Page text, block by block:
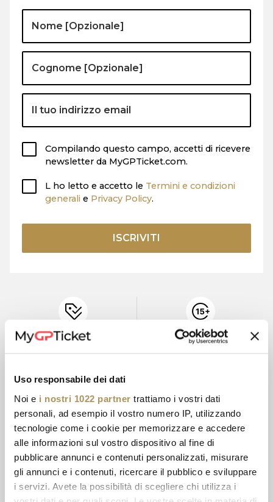
Uso responsabile dei dati
Noi e i nostri 1022 partner trattiamo i vostri dati
personali, ad esempio il vostro numero IP, utilizzando
tecnologie come i cookie per memorizzare e accedere
alle informazioni sul vostro dispositivo al fine di
pubblicare annunci e contenuti personalizzati, misurare
gli annunci e i contenuti, ricercare il pubblico e sviluppare
i servizi. Avete la possibilità di scegliere chi utilizza i
Compilando questo campo, accetti di ricevere
newsletter da MyGPTicket.com.
L ho letto e accetto le Termini e condizioni
generali e Privacy Policy.
ISCRIVITI
BIGLIETTI
15+ ANNI DI
SICURO
CLIENTI
STAMPA
@ CASA
OPZIONI DI
PAGAMENTO